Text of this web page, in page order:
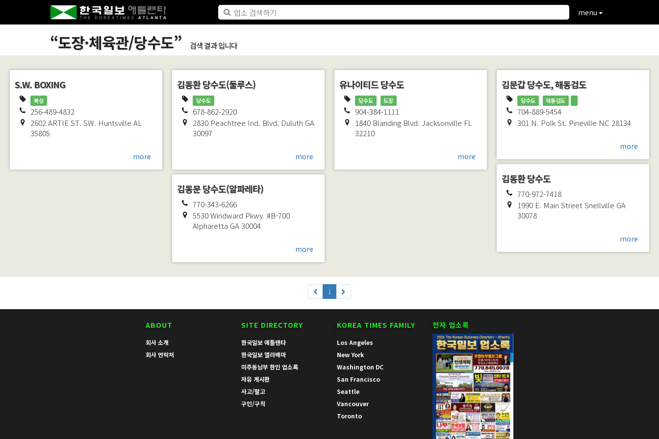
menu
“도장·체육관/당수도” 검색 결과 입니다
S.W. BOXING
복싱
256-489-4832
2602 ARTIE ST. SW. Huntsville AL
35805
more
김동환 당수도(둘루스)
당수도
678-862-2920
2830 Peachtree Ind. Blvd. Duluth GA
30097
more
김동문 당수도(알파레타)
770-343-6266
5530 Windward Pkwy. #B-700
Alpharetta GA30004
more
유나이티드 당수도
당수도 도장
904-384-1111
1840 Blanding Blvd. Jacksonville FL
32210
more
김문갑 당수도, 해동검도
당수도 해동검도
704-889-5454
301 N. Polk St. Pineville NC 28134
more
김동환 당수도
770-972-7418
1990 E. Main StreetSnellville GA
30078
more
1
ABOUT
회사 소개
회사 연락처
SITE DIRECTORY
한국일보 애틀랜타
한국일보 앨라배마
미주동남부 한인 업소록
자유 게시판
사고/팔고
구인/구직
KOREA TIMES FAMILY
Los Angeles
New York
Washington DC
San Francisco
Seattle
Vancouver
Toronto
전자 업소록